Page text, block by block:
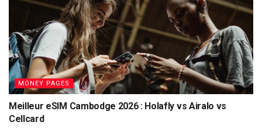
MONEY PAGES
Meilleur eSIM Cambodge 2026 : Holafly vs Airalo vs
Cellcard